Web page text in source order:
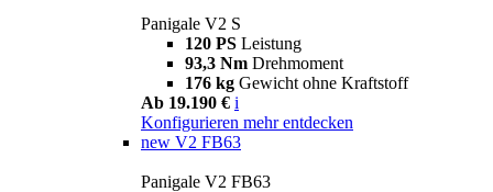
Panigale V2 S
120 PS Leistung
93,3 Nm Drehmoment
176 kg Gewicht ohne Kraftstoff
Ab 19.190 € i
Konfigurieren mehr entdecken
new V2 FB63
Panigale V2 FB63